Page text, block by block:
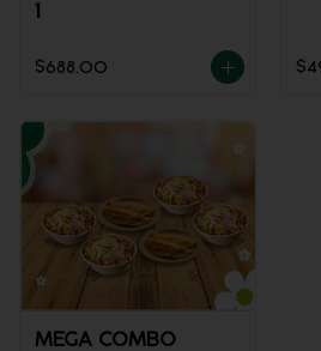
1
$688.00
MEGA COMBO